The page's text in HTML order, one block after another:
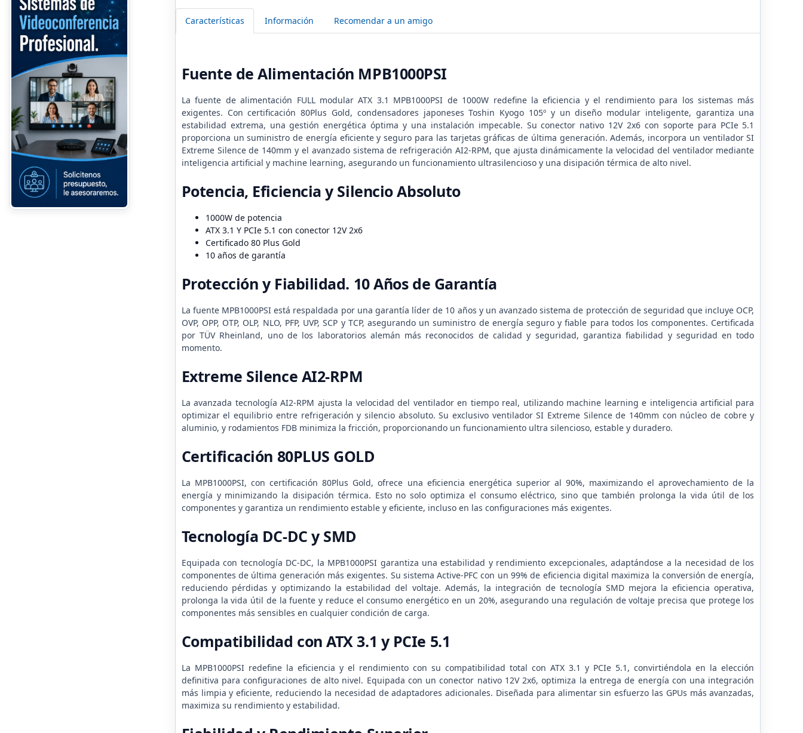
Características Información Recomendar a un amigo
Fuente de Alimentación MPB1000PSI
La fuente de alimentación FULL modular ATX 3.1 MPB1000PSI de 1000W redefine la eficiencia y el rendimiento para los sistemas más
exigentes. Con certificación 80Plus Gold, condensadores japoneses Toshin Kyogo 105º y un diseño modular inteligente, garantiza una
estabilidad extrema, una gestión energética óptima y una instalación impecable. Su conector nativo 12V 2x6 con soporte para PCIe 5.1
proporciona un suministro de energía eficiente y seguro para las tarjetas gráficas de última generación. Además, incorpora un ventilador SI
Extreme Silence de 140mm y el avanzado sistema de refrigeración AI2-RPM, que ajusta dinámicamente la velocidad del ventilador mediante
inteligencia artificial y machine learning, asegurando un funcionamiento ultrasilencioso y una disipación térmica de alto nivel.
Potencia, Eficiencia y Silencio Absoluto
1000W de potencia
ATX 3.1 Y PCIe 5.1 con conector 12V 2x6
Certificado 80 Plus Gold
10 años de garantía
Protección y Fiabilidad. 10 Años de Garantía
La fuente MPB1000PSI está respaldada por una garantía líder de 10 años y un avanzado sistema de protección de seguridad que incluye OCP,
OVP, OPP, OTP, OLP, NLO, PFP, UVP, SCP y TCP, asegurando un suministro de energía seguro y fiable para todos los componentes. Certificada
por TÜV Rheinland, uno de los laboratorios alemán más reconocidos de calidad y seguridad, garantiza fiabilidad y seguridad en todo
momento.
Extreme Silence AI2-RPM
La avanzada tecnología AI2-RPM ajusta la velocidad del ventilador en tiempo real, utilizando machine learning e inteligencia artificial para
optimizar el equilibrio entre refrigeración y silencio absoluto. Su exclusivo ventilador SI Extreme Silence de 140mm con núcleo de cobre y
aluminio, y rodamientos FDB minimiza la fricción, proporcionando un funcionamiento ultra silencioso, estable y duradero.
Certificación 80PLUS GOLD
La MPB1000PSI, con certificación 80Plus Gold, ofrece una eficiencia energética superior al 90%, maximizando el aprovechamiento de la
energía y minimizando la disipación térmica. Esto no solo optimiza el consumo eléctrico, sino que también prolonga la vida útil de los
componentes y garantiza un rendimiento estable y eficiente, incluso en las configuraciones más exigentes.
Tecnología DC-DC y SMD
Equipada con tecnología DC-DC, la MPB1000PSI garantiza una estabilidad y rendimiento excepcionales, adaptándose a la necesidad de los
componentes de última generación más exigentes. Su sistema Active-PFC con un 99% de eficiencia digital maximiza la conversión de energía,
reduciendo pérdidas y optimizando la estabilidad del voltaje. Además, la integración de tecnología SMD mejora la eficiencia operativa,
prolonga la vida útil de la fuente y reduce el consumo energético en un 20%, asegurando una regulación de voltaje precisa que protege los
componentes más sensibles en cualquier condición de carga.
Compatibilidad con ATX 3.1 y PCIe 5.1
La MPB1000PSI redefine la eficiencia y el rendimiento con su compatibilidad total con ATX 3.1 y PCIe 5.1, convirtiéndola en la elección
definitiva para configuraciones de alto nivel. Equipada con un conector nativo 12V 2x6, optimiza la entrega de energía con una integración
más limpia y eficiente, reduciendo la necesidad de adaptadores adicionales. Diseñada para alimentar sin esfuerzo las GPUs más avanzadas,
maximiza su rendimiento y estabilidad.